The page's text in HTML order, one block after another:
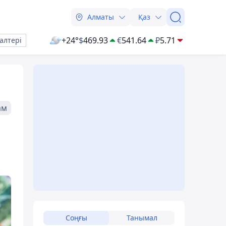
Алматы Қаз
+24°$469.93 €541.64 ₽5.71
Соңғы Танымал